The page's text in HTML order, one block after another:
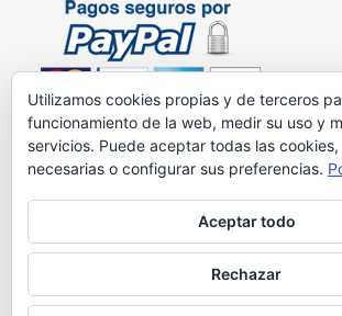
Metodos de pago
G+ Huertoshop
Blog – Ayuda en el huerto Mesas de cultivo
Utilizamos cookies propias y de terceros
funcionamiento de la web, medir su uso y
servicios. Puede aceptar todas las
necesarias o configurar sus preferencias.
Aceptar todo
Rechazar